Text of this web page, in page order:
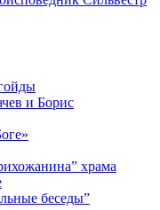
и Борис
храма
беседы”